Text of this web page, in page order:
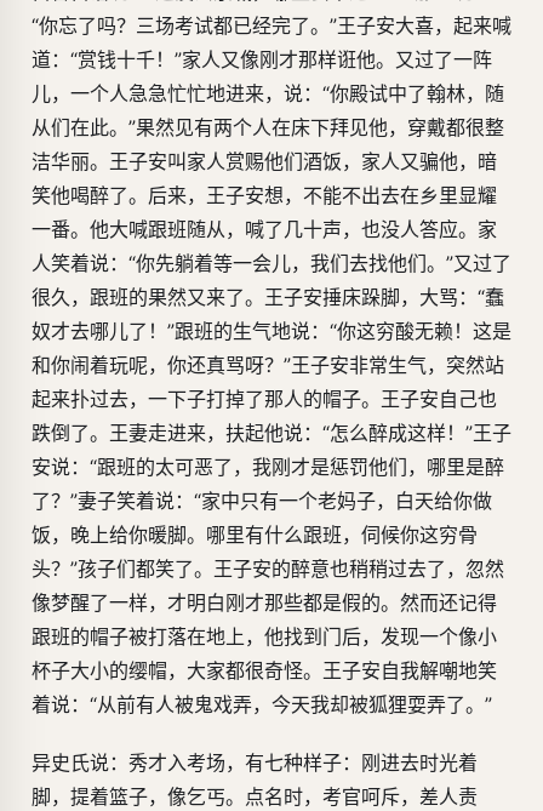
“你忘了吗？三场考试都已经完了。”王子安大喜，起来喊
道：“赏钱十千！”家人又像刚才那样诳他。又过了一阵
儿，一个人急急忙忙地进来，说：“你殿试中了翰林，随
从们在此。”果然见有两个人在床下拜见他，穿戴都很整
洁华丽。王子安叫家人赏赐他们酒饭，家人又骗他，暗
笑他喝醉了。后来，王子安想，不能不出去在乡里显耀
一番。他大喊跟班随从，喊了几十声，也没人答应。家
人笑着说：“你先躺着等一会儿，我们去找他们。”又过了
很久，跟班的果然又来了。王子安捶床跺脚，大骂：“蠢
奴才去哪儿了！”跟班的生气地说：“你这穷酸无赖！这是
和你闹着玩呢，你还真骂呀？”王子安非常生气，突然站
起来扑过去，一下子打掉了那人的帽子。王子安自己也
跌倒了。王妻走进来，扶起他说：“怎么醉成这样！”王子
安说：“跟班的太可恶了，我刚才是惩罚他们，哪里是醉
了？”妻子笑着说：“家中只有一个老妈子，白天给你做
饭，晚上给你暖脚。哪里有什么跟班，伺候你这穷骨
头？”孩子们都笑了。王子安的醉意也稍稍过去了，忽然
像梦醒了一样，才明白刚才那些都是假的。然而还记得
跟班的帽子被打落在地上，他找到门后，发现一个像小
杯子大小的缨帽，大家都很奇怪。王子安自我解嘲地笑
着说：“从前有人被鬼戏弄，今天我却被狐狸耍弄了。”
异史氏说：秀才入考场，有七种样子：刚进去时光着
脚，提着篮子，像乞丐。点名时，考官呵斥，差人责